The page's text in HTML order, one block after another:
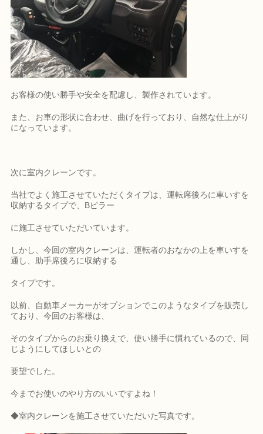
お客様の使い勝手や安全を配慮し、製作されています。
また、お車の形状に合わせ、曲げを行っており、自然な仕上がり
になっています。
次に室内クレーンです。
当社でよく施工させていただくタイプは、運転席後ろに車いすを
収納するタイプで、Bピラー
に施工させていただいています。
しかし、今回の室内クレーンは、運転者のおなかの上を車いすを
通し、助手席後ろに収納する
タイプです。
以前、自動車メーカーがオプションでこのようなタイプを販売し
ており、今回のお客様は、
そのタイプからのお乗り換えで、使い勝手に慣れているので、同
じようにしてほしいとの
要望でした。
今までお使いのやり方のいいですよね！
◆室内クレーンを施工させていただいた写真です。